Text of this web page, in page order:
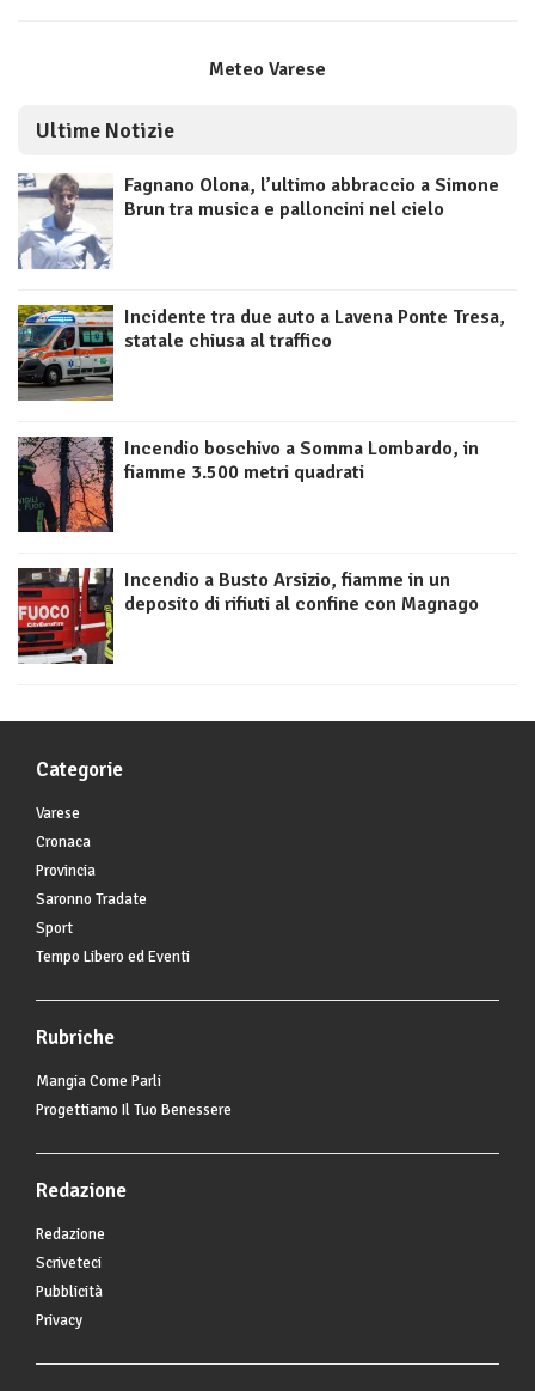
Meteo Varese
Ultime Notizie
Fagnano Olona, l’ultimo abbraccio a Simone
Brun tra musica e palloncini nel cielo
Incidente tra due auto a Lavena Ponte Tresa,
statale chiusa al traffico
Incendio boschivo a Somma Lombardo, in
fiamme 3.500 metri quadrati
Incendio a Busto Arsizio, fiamme in un
deposito di rifiuti al confine con Magnago
Categorie
Varese
Cronaca
Provincia
Saronno Tradate
Sport
Tempo Libero ed Eventi
Rubriche
Mangia Come Parli
Progettiamo Il Tuo Benessere
Redazione
Redazione
Scriveteci
Pubblicità
Privacy